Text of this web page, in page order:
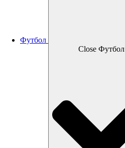
Футбол
Close Футбол